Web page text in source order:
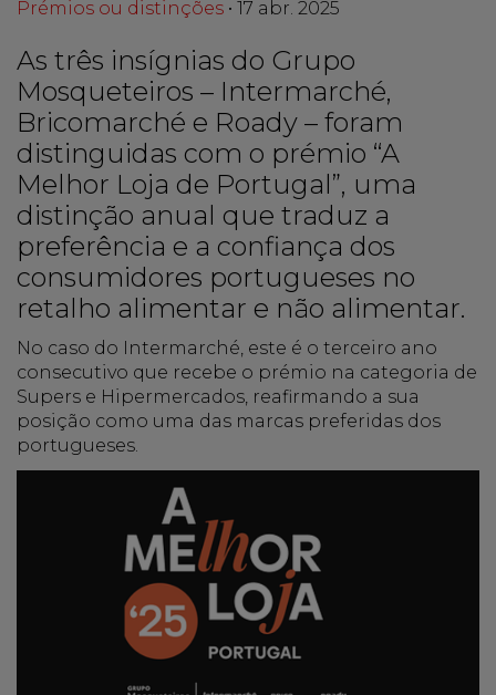
Prémios ou distinções • 17 abr. 2025
As três insígnias do Grupo
Mosqueteiros – Intermarché,
Bricomarché e Roady – foram
distinguidas com o prémio “A
Melhor Loja de Portugal”, uma
distinção anual que traduz a
preferência e a confiança dos
consumidores portugueses no
retalho alimentar e não alimentar.
No caso do Intermarché, este é o terceiro ano
consecutivo que recebe o prémio na categoria de
Supers e Hipermercados, reafirmando a sua
posição como uma das marcas preferidas dos
portugueses.